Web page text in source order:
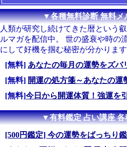
▼各種無料診断 無料メ
人類が研究し続けてきた暦という
ルマガを配信中。 世の盛衰や時の
にして好機を掴む秘密が分かります
[無料] あなたの毎月の運勢をズバ
[無料] 開運の処方箋～あなたの運
[無料]今日から開運体質！強運を
▼有料鑑定 占い講座 各
[500円鑑定] 今の運勢をばっちり鑑